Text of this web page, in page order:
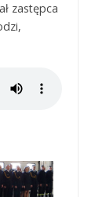
zastępca